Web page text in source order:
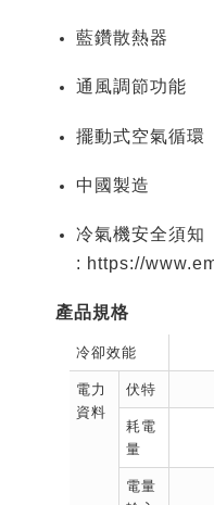
藍鑽散熱器
通風調節功能
擺動式空氣循環
中國製造
冷氣機安全須知
: https://
產品規格
冷卻效能
電力
資料
伏特
耗電
量
電量